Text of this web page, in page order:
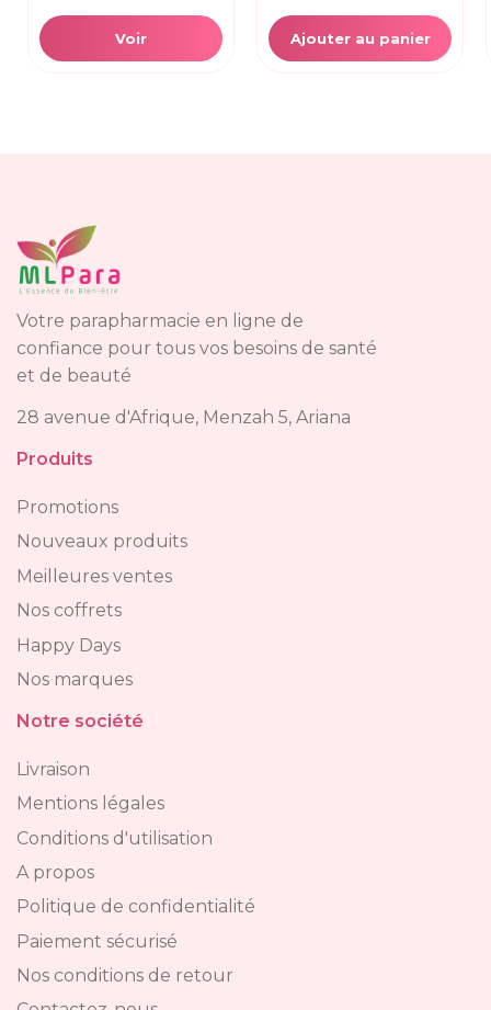
Voir Ajouter au panier
Votre parapharmacie en ligne de
confiance pour tous vos besoins de santé
et de beauté
28 avenue d'Afrique, Menzah 5, Ariana
Produits
Promotions
Nouveaux produits
Meilleures ventes
Nos coffrets
Happy Days
Nos marques
Notre société
Livraison
Mentions légales
Conditions d'utilisation
A propos
Politique de confidentialité
Paiement sécurisé
Nos conditions de retour